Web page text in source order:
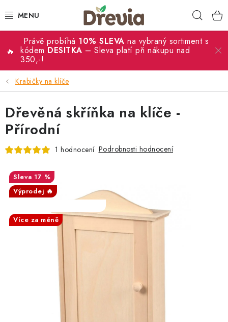
na
SVATBA 💍
DÁRKY
KUCHYŇSKÉ POTŘEBY
DEKORACE
PŘÍLEŽITOSTI
MATERIÁLY A TVOŘENÍ
Hodnocení obchodu
Právě probíhá 10% SLEVA na vybraný sortiment s
kódem DESITKA – Sleva platí při nákupu nad
350,-!
Krabičky na klíče
Dřevěná skříňka na klíče -
Přírodní
1 hodnocení Podrobnosti hodnocení
17 %
Výprodej 🔥
Více za méně